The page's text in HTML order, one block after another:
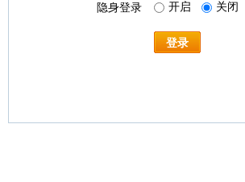
隐身登录 开启 关闭
登录